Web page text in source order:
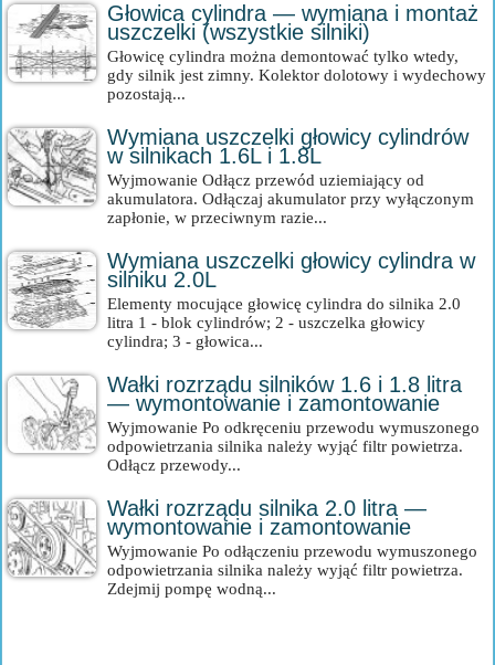
Głowica cylindra — wymiana i montaż
uszczelki (wszystkie silniki)
Głowicę cylindra można demontować tylko wtedy,
gdy silnik jest zimny. Kolektor dolotowy i wydechowy
pozostają...
Wymiana uszczelki głowicy cylindrów
w silnikach 1.6L i 1.8L
Wyjmowanie Odłącz przewód uziemiający od
akumulatora. Odłączaj akumulator przy wyłączonym
zapłonie, w przeciwnym razie...
Wymiana uszczelki głowicy cylindra w
silniku 2.0L
Elementy mocujące głowicę cylindra do silnika 2.0
litra 1 - blok cylindrów; 2 - uszczelka głowicy
cylindra; 3 - głowica...
Wałki rozrządu silników 1.6 i 1.8 litra
— wymontowanie i zamontowanie
Wyjmowanie Po odkręceniu przewodu wymuszonego
odpowietrzania silnika należy wyjąć filtr powietrza.
Odłącz przewody...
Wałki rozrządu silnika 2.0 litra —
wymontowanie i zamontowanie
Wyjmowanie Po odłączeniu przewodu wymuszonego
odpowietrzania silnika należy wyjąć filtr powietrza.
Zdejmij pompę wodną...